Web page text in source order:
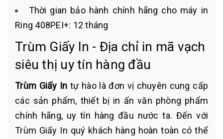
Thời gian bảo hành chính hãng cho máy in
Ring 408PEI+: 12 tháng
Trùm Giấy In - Địa chỉ in mã vạch
siêu thị uy tín hàng đầu
Trùm Giấy Intự hào là đơn vị chuyên cung cấp
các sản phẩm, thiết bị in ấn văn phòng phẩm
chính hãng, uy tín hàng đầu nước ta. Đến với
Trùm Giấy In quý khách hàng hoàn toàn có thể